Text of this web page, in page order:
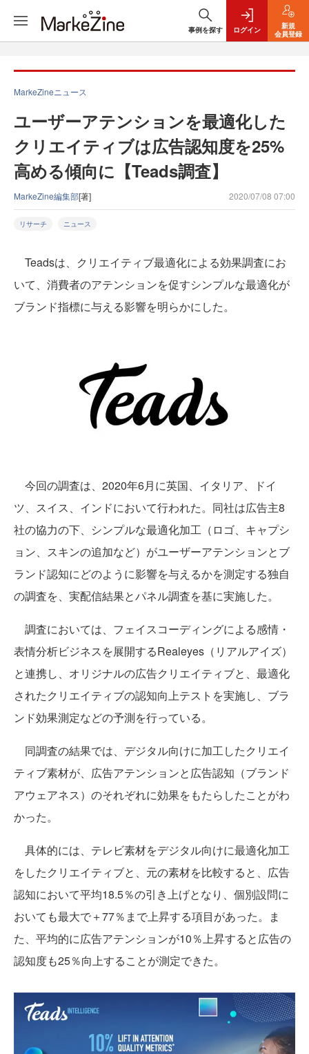
事例を探す ログイン
新規
会員登録
MarkeZineニュース
ユーザーアテンションを最適化した
クリエイティブは広告認知度を25%
高める傾向に【Teads調査】
MarkeZine編集部[著] 2020/07/08 07:00
リサーチ ニュース
Teadsは、クリエイティブ最適化による効果調査にお
いて、消費者のアテンションを促すシンプルな最適化が
ブランド指標に与える影響を明らかにした。
今回の調査は、2020年6月に英国、イタリア、ドイ
ツ、スイス、インドにおいて行われた。同社は広告主8
社の協力の下、シンプルな最適化加工（ロゴ、キャプシ
ョン、スキンの追加など）がユーザーアテンションとブ
ランド認知にどのように影響を与えるかを測定する独自
の調査を、実配信結果とパネル調査を基に実施した。
調査においては、フェイスコーディングによる感情・
表情分析ビジネスを展開するRealeyes（リアルアイズ）
と連携し、オリジナルの広告クリエイティブと、最適化
されたクリエイティブの認知向上テストを実施し、ブラ
ンド効果測定などの予測を行っている。
同調査の結果では、デジタル向けに加工したクリエイ
ティブ素材が、広告アテンションと広告認知（ブランド
アウェアネス）のそれぞれに効果をもたらしたことがわ
かった。
具体的には、テレビ素材をデジタル向けに最適化加工
をしたクリエイティブと、元の素材を比較すると、広告
認知において平均18.5％の引き上げとなり、個別設問に
おいても最大で＋77％まで上昇する項目があった。ま
た、平均的に広告アテンションが10％上昇すると広告の
認知度も25％向上することが測定できた。